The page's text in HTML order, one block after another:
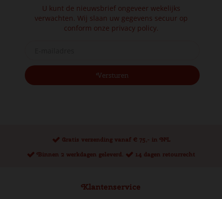
U kunt de nieuwsbrief ongeveer wekelijks
verwachten. Wij slaan uw gegevens secuur op
conform onze privacy policy.
Gratis verzending vanaf € 75,- in NL
Binnen 2 werkdagen geleverd.
14 dagen retourrecht
Klantenservice